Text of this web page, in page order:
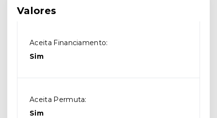
Valores
Aceita Financiamento:
Sim
Aceita Permuta:
Sim